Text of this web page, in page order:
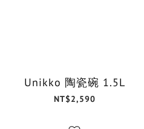
Unikko 陶瓷碗 1.5L
NT$2,590